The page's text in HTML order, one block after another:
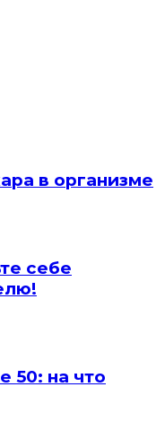
в организме
себе
50: на что